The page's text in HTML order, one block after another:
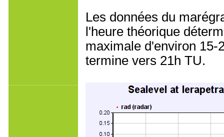
Les données du
l'heure théorique
maximale d'environ 15-
termine vers 21h TU.